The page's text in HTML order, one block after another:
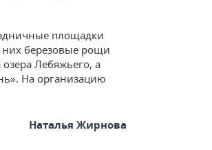
площадки
них березовые рощи
Лебяжьего, а
На организацию
Наталья Жирнова